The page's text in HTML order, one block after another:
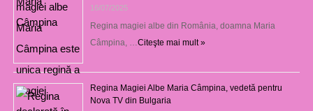
16/07/2025
Regina magiei albe din România, doamna Maria
Câmpina, …Citeşte mai mult »
Regina Magiei Albe Maria Câmpina, vedetă pentru
Nova TV din Bulgaria